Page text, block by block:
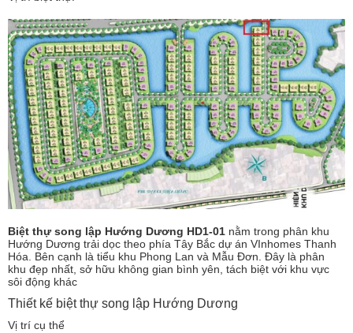
Biệt thự song lập Hướng Dương HD1-01 nằm trong phân khu
Hướng Dương trải dọc theo phía Tây Bắc dự án VInhomes Thanh
Hóa. Bên cạnh là tiểu khu Phong Lan và Mẫu Đơn. Đây là phân
khu đẹp nhất, sở hữu không gian bình yên, tách biệt với khu vực
sôi động khác
Thiết kế biệt thự song lập Hướng Dương
Vị trí cụ thể